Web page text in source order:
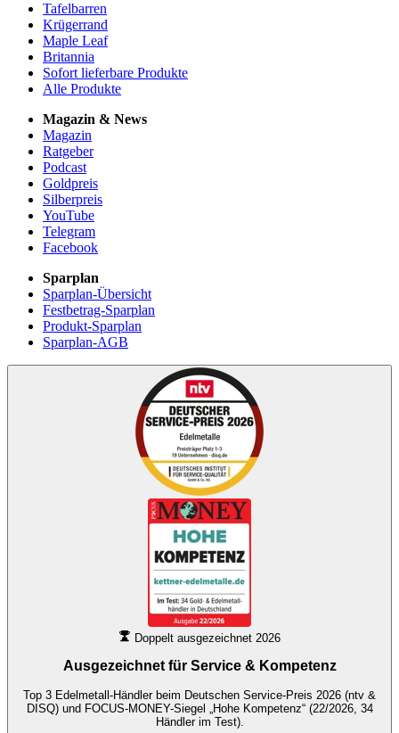
Tafelbarren
Krügerrand
Maple Leaf
Britannia
Sofort lieferbare Produkte
Alle Produkte
Magazin & News
Magazin
Ratgeber
Podcast
Goldpreis
Silberpreis
YouTube
Telegram
Facebook
Sparplan
Sparplan-Übersicht
Festbetrag-Sparplan
Produkt-Sparplan
Sparplan-AGB
Doppelt ausgezeichnet 2026
Ausgezeichnet für Service & Kompetenz
Top 3 Edelmetall-Händler beim Deutschen Service-Preis 2026 (ntv &
DISQ) und FOCUS-MONEY-Siegel „Hohe Kompetenz“ (22/2026, 34
Händler im Test).